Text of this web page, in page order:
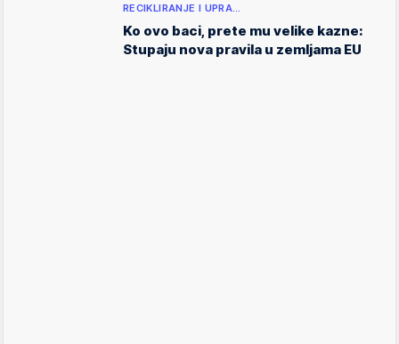
RECIKLIRANJE I UPRA…
Ko ovo baci, prete mu velike kazne:
Stupaju nova pravila u zemljama EU